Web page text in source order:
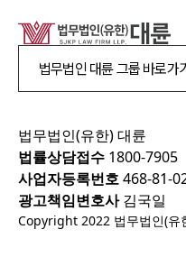
법무법인 대륜 그룹 바로가기
법무법인(유한) 대륜
법률상담접수 1800-7905
사업자등록번호468-81-
광고책임변호사김국일
Copyright 2022 법무법인(